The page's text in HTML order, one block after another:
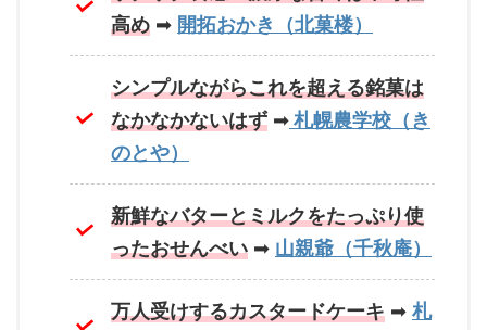
高め ➡ 開拓おかき（北菓楼）
シンプルながらこれを超える銘菓は
なかなかないはず➡札幌農学校（き
のとや）
新鮮なバターとミルクをたっぷり使
ったおせんべい ➡ 山親爺（千秋庵）
万人受けするカスタードケーキ ➡ 札